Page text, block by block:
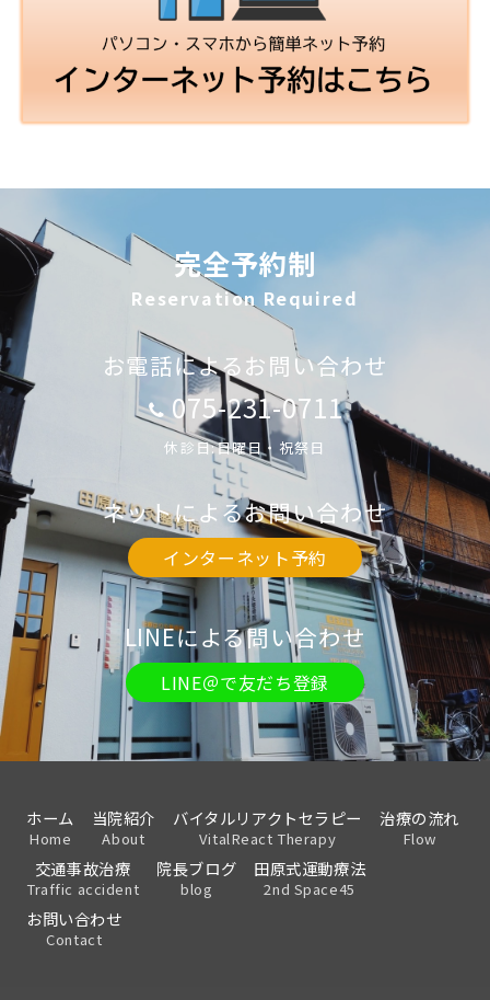
完全予約制
Reservation Required
お電話によるお問い合わせ
075-231-0711
休診日:日曜日・祝祭日
ネットによるお問い合わせ
インターネット予約
LINEによる問い合わせ
LINE＠で友だち登録
ホーム
Home
当院紹介
About
バイタルリアクトセラピー
VitalReact Therapy
治療の流れ
Flow
交通事故治療
Traffic accident
院長ブログ
blog
田原式運動療法
2nd Space45
お問い合わせ
Contact